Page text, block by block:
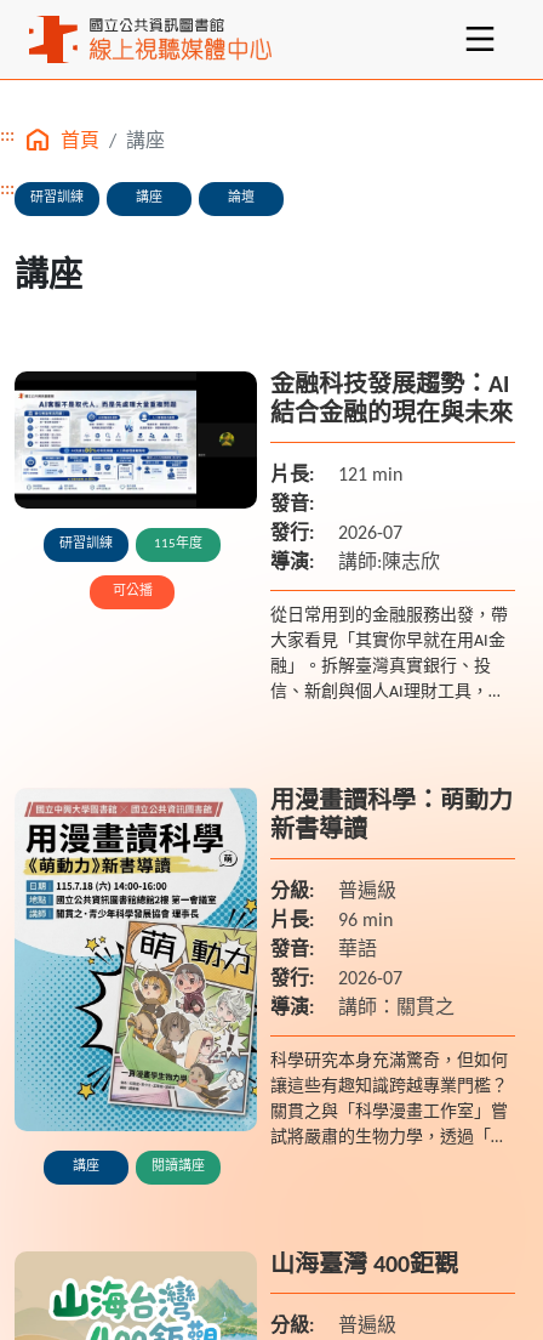
主要內容區塊
::: 首頁 講座
::: 研習訓練 講座 論壇
講座
研習訓練 115年度
可公播
金融科技發展趨勢：AI
結合金融的現在與未來
片長:
121 min
發音:
發行:
2026-07
導演:
講師:陳志欣
從日常用到的金融服務出發，帶
大家看見「其實你早就在用AI金
融」。拆解臺灣真實銀行、投
信、新創與個人AI理財工具，理
講座 閱讀講座
用漫畫讀科學：萌動力
新書導讀
分級:
普遍級
片長:
96 min
發音:
華語
發行:
2026-07
導演:
講師：關貫之
科學研究本身充滿驚奇，但如何
讓這些有趣知識跨越專業門檻？
關貫之與「科學漫畫工作室」嘗
試將嚴肅的生物力學，透過「擬
山海臺灣 400鉅觀
分級:
普遍級